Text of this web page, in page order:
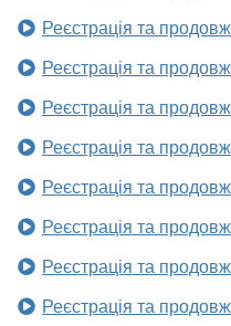
Реєстрація та
Реєстрація та
Реєстрація та
Реєстрація та
Реєстрація та
Реєстрація та
Реєстрація та
Реєстрація та